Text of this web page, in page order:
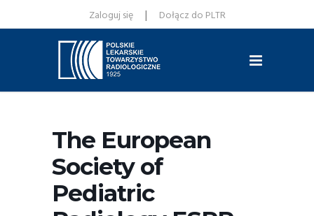
Zaloguj się | Dołącz do PLTR
The European
Society of
Pediatric